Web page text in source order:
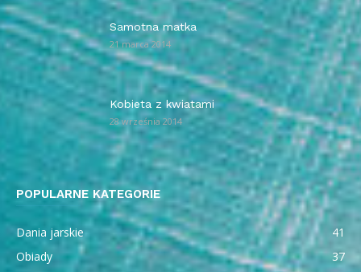
Samotna matka
21 marca 2014
Kobieta z kwiatami
28 września 2014
POPULARNE KATEGORIE
Dania jarskie
41
Obiady
37